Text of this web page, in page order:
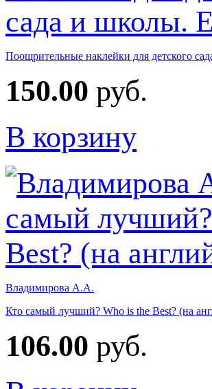
Поощрительные наклейки для детского
150.00 руб.
В корзину
Владимирова А.А.
Кто самый лучший? Who is the Best? (на
106.00 руб.